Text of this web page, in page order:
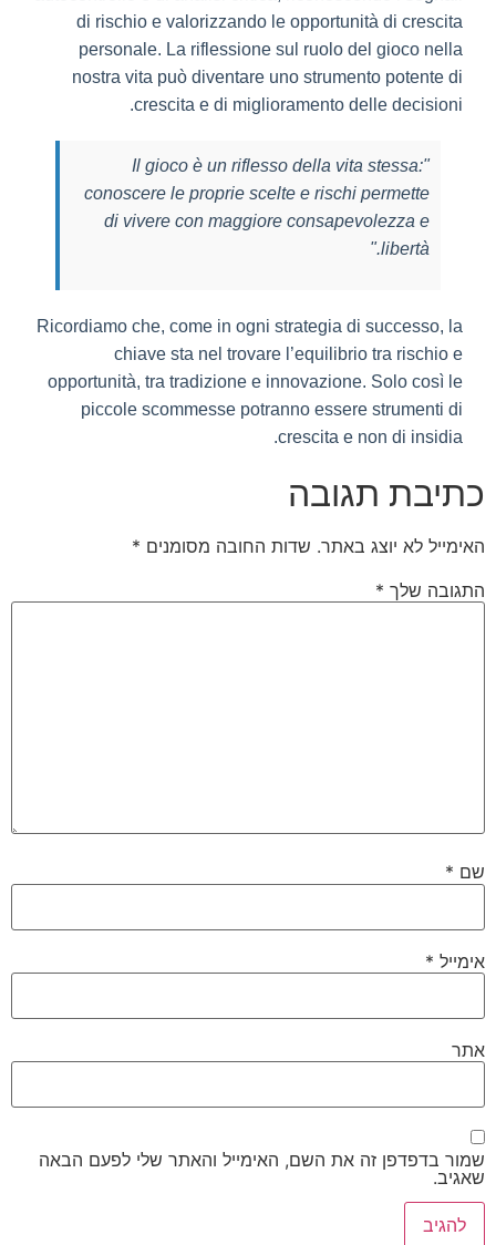
di rischio e valorizzando le opportunità di crescita
personale. La riflessione sul ruolo del gioco nella
nostra vita può diventare uno strumento potente di
crescita e di miglioramento delle decisioni.
"Il gioco è un riflesso della vita stessa:
conoscere le proprie scelte e rischi permette
di vivere con maggiore consapevolezza e
libertà."
Ricordiamo che, come in ogni strategia di successo, la
chiave sta nel trovare l’equilibrio tra rischio e
opportunità, tra tradizione e innovazione. Solo così le
piccole scommesse potranno essere strumenti di
crescita e non di insidia.
כתיבת תגובה
האימייל לא יוצג באתר. שדות החובה מסומנים *
התגובה שלך *
שם *
אימייל *
אתר
שמור בדפדפן זה את השם, האימייל והאתר שלי לפעם הבאה
שאגיב.